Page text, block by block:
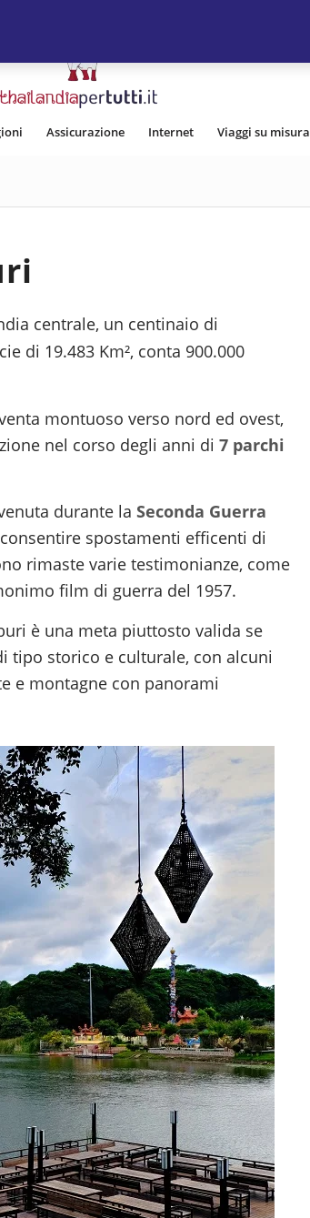
Assicurazione Internet Viaggi su misura
centrale, un centinaio di
di 19.483 Km², conta 900.000
montuoso verso nord ed ovest,
nel corso degli anni di 7 parchi
durante la Seconda Guerra
spostamenti efficenti di
rimaste varie testimonianze, come
film di guerra del 1957.
è una meta piuttosto valida se
tipo storico e culturale, con alcuni
e montagne con panorami